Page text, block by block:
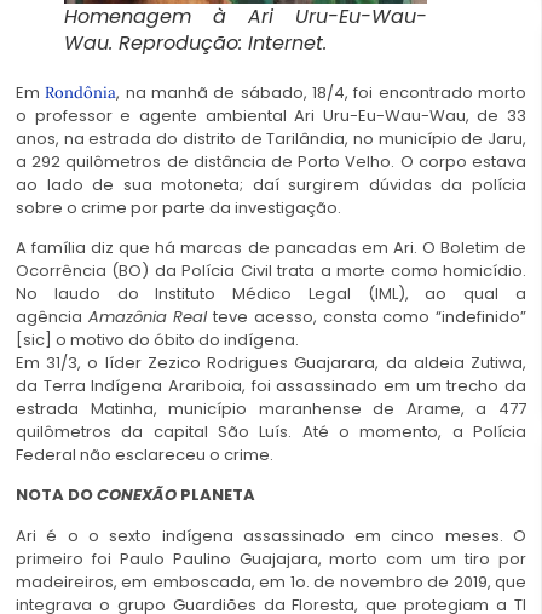
Homenagem à Ari Uru-Eu-Wau-
Wau. Reprodução: Internet.
EmRondônia, na manhã de sábado, 18/4, foi encontrado morto
o professor e agente ambiental Ari Uru-Eu-Wau-Wau, de 33
anos, na estrada do distrito de Tarilândia, no município de Jaru,
a 292 quilômetros de distância de Porto Velho. O corpo estava
ao lado de sua motoneta; daí surgirem dúvidas da polícia
sobre o crime por parte da investigação.
A família diz que há marcas de pancadas em Ari. O Boletim de
Ocorrência (BO) da Polícia Civil trata a morte como homicídio.
No laudo do Instituto Médico Legal (IML), ao qual a
agência Amazônia Real teve acesso, consta como “indefinido”
[sic] o motivo do óbito do indígena.
Em 31/3, o líder Zezico Rodrigues Guajarara, da aldeia Zutiwa,
da Terra Indígena Arariboia, foi assassinado em um trecho da
estrada Matinha, município maranhense de Arame, a 477
quilômetros da capital São Luís. Até o momento, a Polícia
Federal não esclareceu o crime.
NOTA DOCONEXÃO PLANETA
Ari é o o sexto indígena assassinado em cinco meses. O
primeiro foi Paulo Paulino Guajajara, morto com um tiro por
madeireiros, em emboscada, em 1o. de novembro de 2019, que
integrava o grupo Guardiões da Floresta, que protegiam a TI